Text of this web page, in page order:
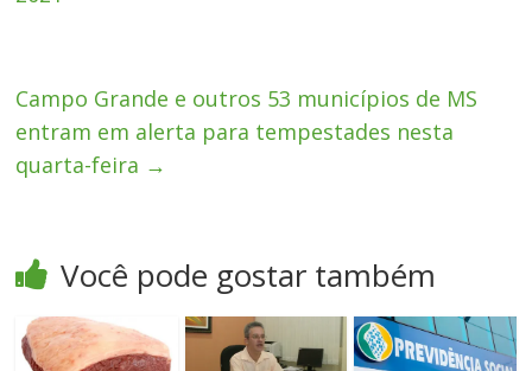
Campo Grande e outros 53 municípios de MS
entram em alerta para tempestades nesta
quarta-feira →
Você pode gostar também